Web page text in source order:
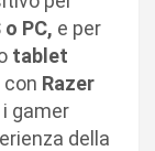
PC, e per
tablet
con Razer
i gamer
della